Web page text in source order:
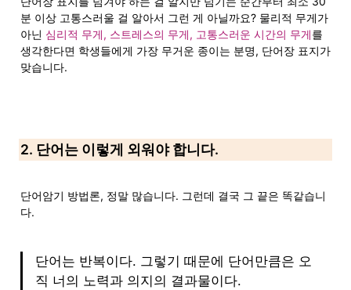
분 이상 고통스러울 걸 알아서 그런 게 아닐까요? 물리적 무게가
아닌 심리적 무게, 스트레스의 무게, 고통스러운 시간의 무게를
생각한다면 학생들에게 가장 무거운 종이는 분명, 단어장 표지가
맞습니다.
2. 단어는 이렇게 외워야 합니다.
단어암기 방법론, 정말 많습니다. 그런데 결국 그 끝은 똑같습니
다.
단어는 반복이다. 그렇기 때문에 단어만큼은 오
직 너의 노력과 의지의 결과물이다.